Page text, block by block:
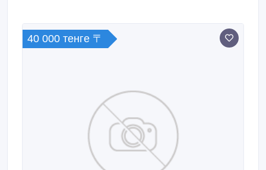
40 000 тенге 〒